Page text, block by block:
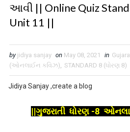
આવી || Online Quiz
Unit 11 ||
by jidiya sanjay on May 08, 2021 in
(ઓનલાઈન કવિઝ), STANDARD 8 (ધોરણ 8)
Jidiya Sanjay ,create a blog
||ગુજરાતી ધોરણ -8